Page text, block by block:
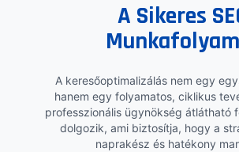
A Sikeres
A keresőoptimalizálás nem egy
hanem egy folyamatos, ciklikus
professzionális ügynökség átlátható
dolgozik, ami biztosítja, hogy a
naprakész és hatékony